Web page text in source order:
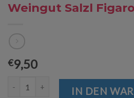
Weingut Salzl
€9,50
Weingut Salzl Figaro 2020 Menge
IN DEN